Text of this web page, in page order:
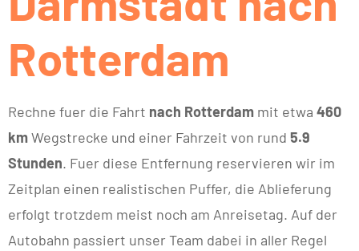
Rotterdam
Rechne fuer die Fahrt nach Rotterdam mit etwa 460
kmWegstrecke und einer Fahrzeit von rund 5.9
Stunden. Fuer diese Entfernung reservieren wir im
Zeitplan einen realistischen Puffer, die Ablieferung
erfolgt trotzdem meist noch am Anreisetag. Auf der
Autobahn passiert unser Team dabei in aller Regel